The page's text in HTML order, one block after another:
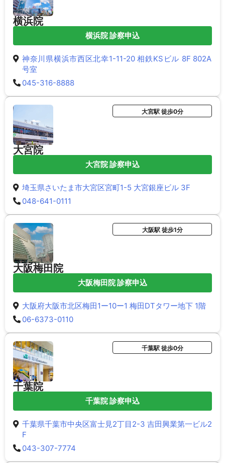
横浜院
横浜院 診察申込
神奈川県横浜市西区北幸1-11-20 相鉄KSビル 8F 802A
号室
045-316-8888
大宮院
大宮駅 徒歩0分
大宮院 診察申込
埼玉県さいたま市大宮区宮町1-5 大宮銀座ビル 3F
048-641-0111
大阪梅田院
大阪駅 徒歩1分
大阪梅田院 診察申込
大阪府大阪市北区梅田1ー10ー1 梅田DTタワー地下 1階
06-6373-0110
千葉院
千葉駅 徒歩0分
千葉院 診察申込
千葉県千葉市中央区富士見2丁目2-3 吉田興業第一ビル2
F
043-307-7774